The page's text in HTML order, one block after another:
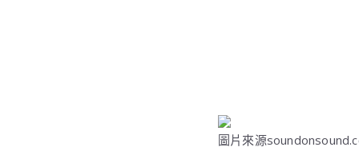
圖片來源